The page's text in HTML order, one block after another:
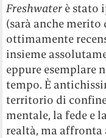
Freshwater è stato
(sarà anche
ottimamente
insieme
eppure esemplare
tempo. È
territorio di
mentale, la fede e
realtà, ma affronta